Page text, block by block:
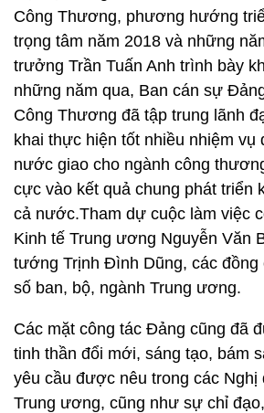
Công Thương, phương hướng
trọng tâm năm 2018 và những
trưởng Trần Tuấn Anh trình bày
những năm qua, Ban cán sự
Công Thương đã tập trung lãnh
khai thực hiện tốt nhiều nhiệm
nước giao cho ngành công
cực vào kết quả chung phát triển
cả nước.Tham dự cuộc làm việc
Kinh tế Trung ương Nguyễn Văn
tướng Trịnh Đình Dũng, các đồng
số ban, bộ, ngành Trung ương.
Các mặt công tác Đảng cũng đã
tinh thần đổi mới, sáng tạo, bám
yêu cầu được nêu trong các Nghị
Trung ương, cũng như sự chỉ